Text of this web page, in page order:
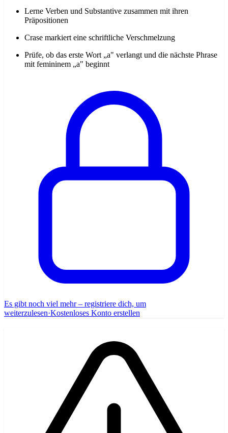
Lerne Verben und Substantive zusammen mit ihren
Präpositionen
Crase markiert eine schriftliche Verschmelzung
Prüfe, ob das erste Wort „a" verlangt und die nächste Phrase
mit femininem „a" beginnt
Es gibt noch viel mehr – registriere dich, um
weiterzulesen·Kostenloses Konto erstellen